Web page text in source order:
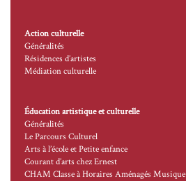
Action culturelle
Généralités
Résidences d’artistes
Médiation culturelle
Éducation artistique et culturelle
Généralités
Le Parcours Culturel
Arts à l’école et Petite enfance
Courant d’arts chez Ernest
CHAM Classe à Horaires Aménagés Musique